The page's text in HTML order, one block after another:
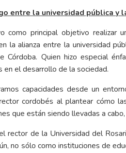
entre la universidad pública y
como principal objetivo realizar
la alianza entre la universidad
Córdoba. Quien hizo especial
en el desarrollo de la sociedad.
capacidades desde un
cordobés al plantear cómo
que están siendo llevadas a
rector de la Universidad del
no sólo como instituciones de